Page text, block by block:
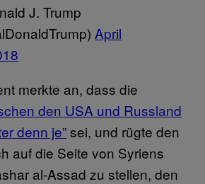
J. Trump
April
merkte an, dass die
den USA und Russland
denn je”sei, und rügte den
auf die Seite von Syriens
al-Assad zu stellen, den